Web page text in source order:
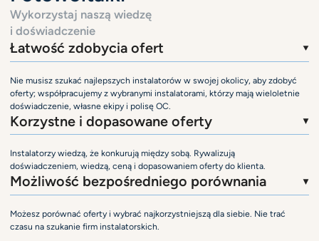
Wykorzystaj naszą wiedzę
i doświadczenie
Łatwość zdobycia ofert
Nie musisz szukać najlepszych instalatorów w swojej okolicy, aby zdobyć
oferty; współpracujemy z wybranymi instalatorami, którzy mają wieloletnie
doświadczenie, własne ekipy i polisę OC.
Korzystne i dopasowane oferty
Instalatorzy wiedzą, że konkurują między sobą. Rywalizują
doświadczeniem, wiedzą, ceną i dopasowaniem oferty do klienta.
Możliwość bezpośredniego porównania
Możesz porównać oferty i wybrać najkorzystniejszą dla siebie. Nie trać
czasu na szukanie firm instalatorskich.